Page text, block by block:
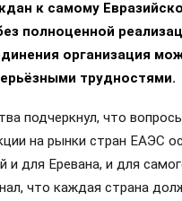
к самому
полноценной
организация
трудностями.
подчеркнул, что
на рынки стран ЕАЭС
и для Еревана, и для
что каждая страна